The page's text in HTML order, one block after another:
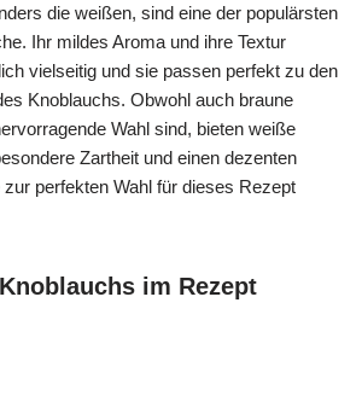
die weißen, sind eine der populärsten
Ihr mildes Aroma und ihre Textur
vielseitig und sie passen perfekt zu den
Knoblauchs. Obwohl auch braune
Wahl sind, bieten weiße
Zartheit und einen dezenten
perfekten Wahl für dieses Rezept
im Rezept